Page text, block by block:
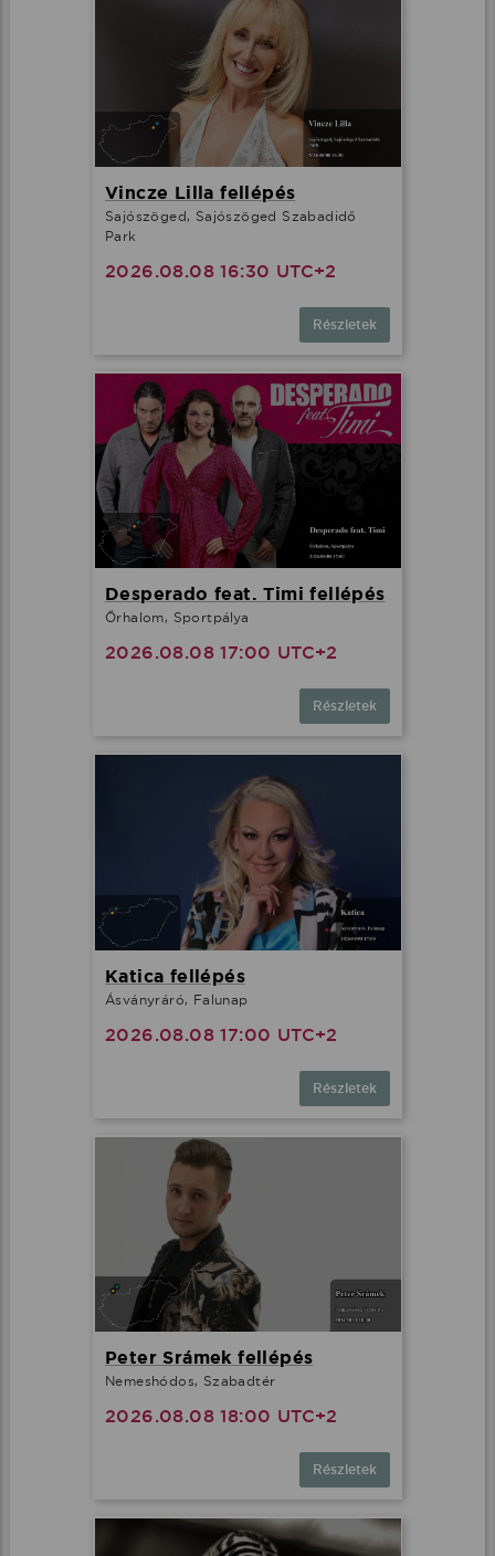
Vincze Lilla fellépés
Sajószöged, Sajószöged Szabadidő
Park
2026.08.08 16:30 UTC+2
Részletek
Desperado feat. Timi fellépés
Őrhalom, Sportpálya
2026.08.08 17:00 UTC+2
Részletek
Katica fellépés
Ásványráró, Falunap
2026.08.08 17:00 UTC+2
Részletek
Peter Srámek fellépés
Nemeshódos, Szabadtér
2026.08.08 18:00 UTC+2
Részletek